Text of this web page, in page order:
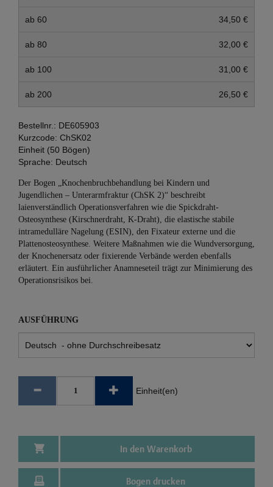
ab 60 34,50 €
ab 80 32,00 €
ab 100 31,00 €
ab 200 26,50 €
Bestellnr.: DE605903
Kurzcode: ChSK02
Einheit (50 Bögen)
Sprache: Deutsch
Der Bogen „Knochenbruchbehandlung bei Kindern und
Jugendlichen – Unterarmfraktur (ChSK 2)“ beschreibt
laienverständlich Operationsverfahren wie die Spickdraht-
Osteosynthese (Kirschnerdraht, K-Draht), die elastische stabile
intramedulläre Nagelung (ESIN), den Fixateur externe und die
Plattenosteosynthese. Weitere Maßnahmen wie die Wundversorgung,
der Knochenersatz oder fixierende Verbände werden ebenfalls
erläutert. Ein ausführlicher Anamneseteil trägt zur Minimierung des
Operationsrisikos bei.
AUSFÜHRUNG
Einheit(en)
In den Warenkorb
Bogen drucken